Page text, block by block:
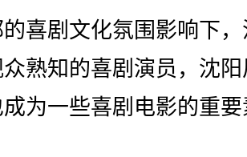
剧文化氛围影响下，
熟知的喜剧演员，沈
为一些喜剧电影的重